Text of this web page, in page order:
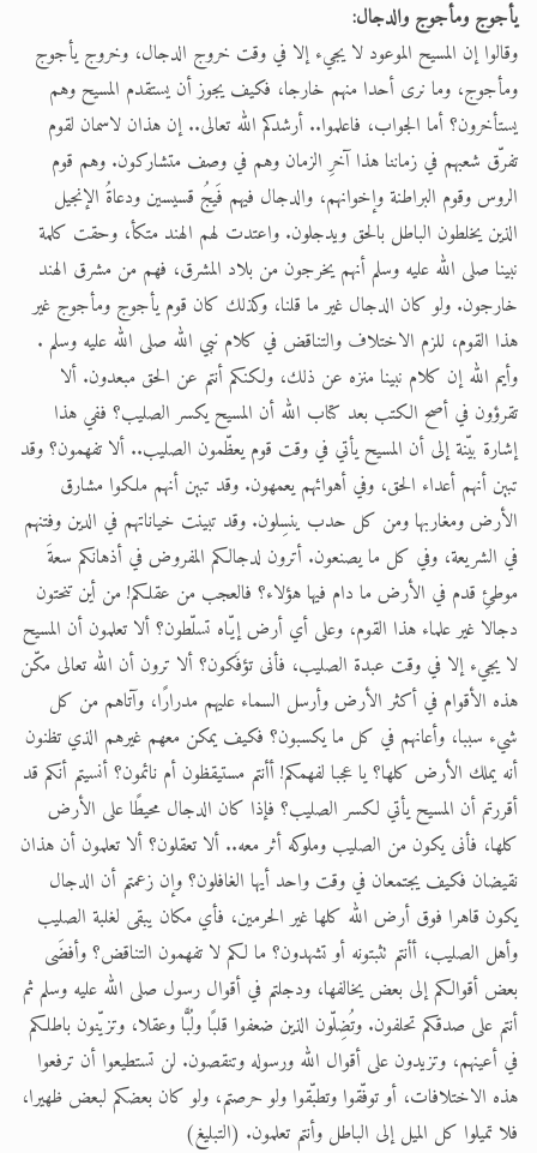
يأجوج ومأجوج والدجال:
وقالوا إن المسيح الموعود لا يجيء إلا في وقت خروج الدجال، وخروج يأجوج
ومأجوج، وما نرى أحدا منهم خارجا، فكيف يجوز أن يستقدم المسيح وهم
يستأخرون؟ أما الجواب، فاعلموا.. أرشدكم الله تعالى.. إن هذان لاسمان لقوم
تفرّق شعبهم في زماننا هذا آخرِ الزمان وهم في وصف متشاركون. وهم قوم
الروس وقوم البراطنة وإخوانهم، والدجال فيهم فَيجُ قسيسين ودعاةُ الإنجيل
الذين يخلطون الباطل بالحق ويدجلون. واعتدت لهم الهند متكأ، وحقت كلمة
نبينا صلى الله عليه وسلم أنهم يخرجون من بلاد المشرق، فهم من مشرق الهند
خارجون. ولو كان الدجال غير ما قلنا، وكذلك كان قوم يأجوج ومأجوج غير
هذا القوم، للزم الاختلاف والتناقض في كلام نبي الله صلى الله عليه وسلم .
وأيم الله إن كلام نبينا منزه عن ذلك، ولكنكم أنتم عن الحق مبعدون. ألا
تقرؤون في أصح الكتب بعد كتاب الله أن المسيح يكسر الصليب؟ ففي هذا
إشارة بيّنة إلى أن المسيح يأتي في وقت قوم يعظّمون الصليب.. ألا تفهمون؟ وقد
تبين أنهم أعداء الحق، وفي أهوائهم يعمهون. وقد تبين أنهم ملكوا مشارق
الأرض ومغاربها ومن كل حدب ينسِلون. وقد تبينت خياناتهم في الدين وفتنهم
في الشريعة، وفي كل ما يصنعون. أترون لدجالكم المفروض في أذهانكم سعةَ
موطئِ قدم في الأرض ما دام فيها هؤلاء؟ فالعجب من عقلكم! من أين تنحتون
دجالا غير علماء هذا القوم، وعلى أي أرض إيّاه تسلّطون؟ ألا تعلمون أن المسيح
لا يجيء إلا في وقت عبدة الصليب، فأنى تؤفَكون؟ ألا ترون أن الله تعالى مكّن
هذه الأقوام في أكثر الأرض وأرسل السماء عليهم مدرارًا، وآتاهم من كل
شيء سببا، وأعانهم في كل ما يكسبون؟ فكيف يمكن معهم غيرهم الذي تظنون
أنه يملك الأرض كلها؟ يا عجبا لفهمكم! أأنتم مستيقظون أم نائمون؟ أنسيتم أنكم قد
أقررتم أن المسيح يأتي لكسر الصليب؟ فإذا كان الدجال محيطًا على الأرض
كلها، فأنى يكون من الصليب وملوكه أثر معه.. ألا تعقلون؟ ألا تعلمون أن هذان
نقيضان فكيف يجتمعان في وقت واحد أيها الغافلون؟ وإن زعمتم أن الدجال
يكون قاهرا فوق أرض الله كلها غير الحرمين، فأي مكان يبقى لغلبة الصليب
وأهل الصليب، أأنتم تثبتونه أو تشهدون؟ ما لكم لا تفهمون التناقض؟ وأفضَى
بعض أقوالكم إلى بعض يخالفها، ودجلتم في أقوال رسول صلى الله عليه وسلم ثم
أنتم على صدقكم تحلفون. وتُضِلّون الذين ضعفوا قلبًا ولُبًّا وعقلا، وتزيّنون باطلكم
في أعينهم، وتزيدون على أقوال الله ورسوله وتنقصون. لن تستطيعوا أن ترفعوا
هذه الاختلافات، أو توفّقوا وتطبّقوا ولو حرصتم، ولو كان بعضكم لبعض ظهيرا،
فلا تميلوا كل الميل إلى الباطل وأنتم تعلمون. (التبليغ)